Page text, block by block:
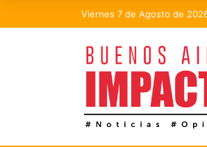
Viernes 7 de Agosto de